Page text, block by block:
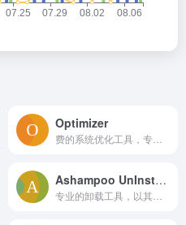
Optimizer
Ashampoo UnInstaller